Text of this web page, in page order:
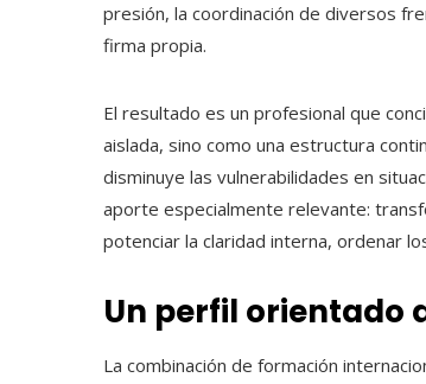
presión, la coordinación de diversos
firma propia.
El resultado es un profesional que
aislada, sino como una estructura
disminuye las vulnerabilidades en
aporte especialmente relevante:
potenciar la claridad interna, ordenar
Un perfil orientado
La combinación de formación